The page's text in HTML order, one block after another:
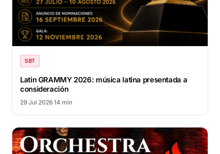
SBT
Latin GRAMMY 2026: música latina presentada a
consideración
29 Jul 2026·14 min